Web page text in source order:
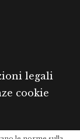
legali
cookie